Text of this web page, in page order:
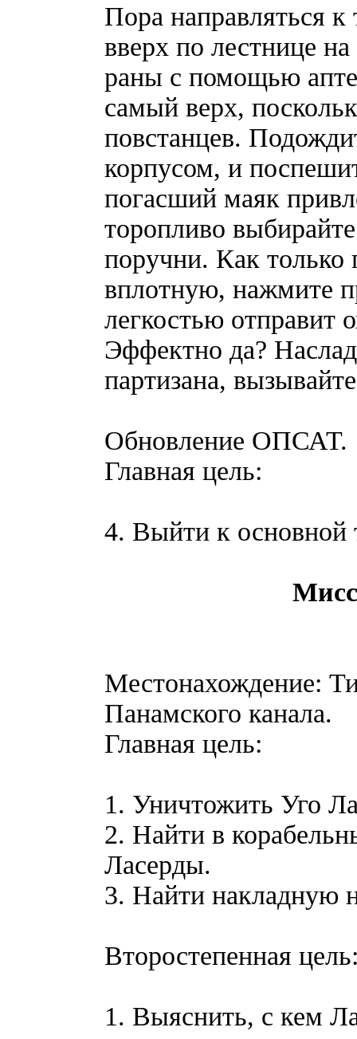
Пора направляться
вверх по лестнице
раны с помощью
самый верх,
повстанцев.
корпусом, и
погасший маяк
торопливо
поручни. Как только
вплотную, нажмите
легкостью отправит
Эффектно да?
партизана,
Обновление ОПСАТ.
Главная цель:
4. Выйти к основной
Местонахождение:
Панамского канала.
Главная цель:
1. Уничтожить Уго
2. Найти в
Ласерды.
3. Найти накладную
Второстепенная
1. Выяснить, с кем